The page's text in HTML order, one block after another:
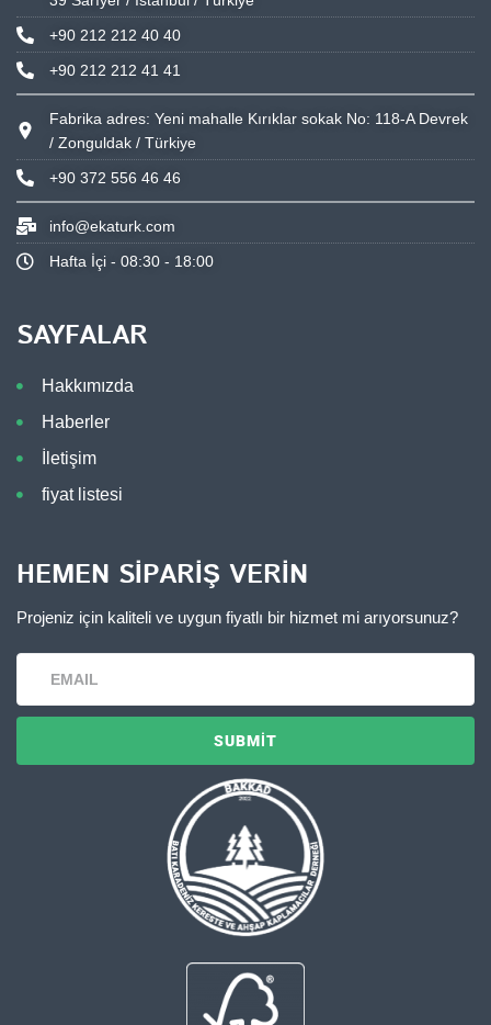
+90 212 212 40 40
+90 212 212 41 41
Fabrika adres: Yeni mahalle Kırıklar sokak No: 118-A Devrek
/ Zonguldak / Türkiye
+90 372 556 46 46
info@ekaturk.com
Hafta İçi - 08:30 - 18:00
SAYFALAR
Hakkımızda
Haberler
İletişim
fiyat listesi
HEMEN SIPARIŞ VERIN
Projeniz için kaliteli ve uygun fiyatlı bir hizmet mi arıyorsunuz?